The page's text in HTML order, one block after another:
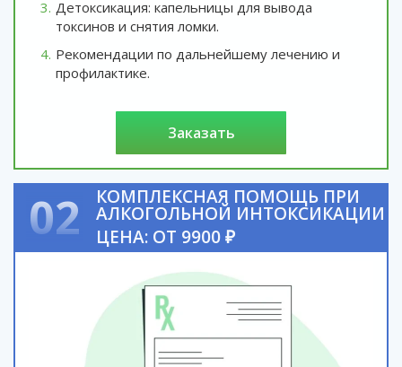
Детоксикация: капельницы для вывода
токсинов и снятия ломки.
Рекомендации по дальнейшему лечению и
профилактике.
заказать
02 КОМПЛЕКСНАЯ ПОМОЩЬ ПРИ
АЛКОГОЛЬНОЙ ИНТОКСИКАЦИИ
ЦЕНА: ОТ 9900 ₽